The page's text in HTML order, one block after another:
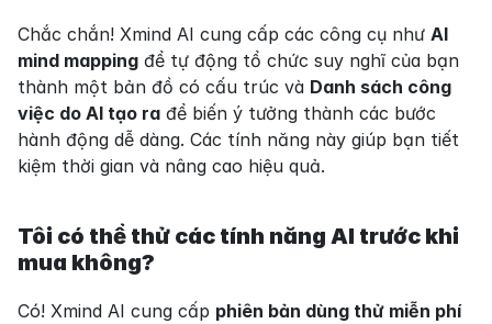
Chắc chắn! Xmind AI cung cấp các công cụ như AI
mind mapping để tự động tổ chức suy nghĩ của bạn
thành một bản đồ có cấu trúc và Danh sách công
việc do AI tạo ra để biến ý tưởng thành các bước
hành động dễ dàng. Các tính năng này giúp bạn tiết
kiệm thời gian và nâng cao hiệu quả.
Tôi có thể thử các tính năng AI trước khi
mua không?
Có! Xmind AI cung cấp phiên bản dùng thử miễn phí